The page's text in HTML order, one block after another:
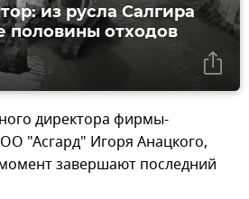
из русла Салгира
половины отходов
директора фирмы-
"Асгард" Игоря Анацкого,
завершают последний